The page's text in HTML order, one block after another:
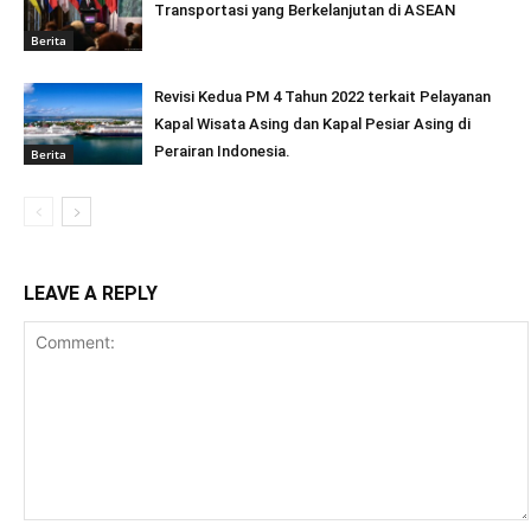
Berita
Transportasi yang Berkelanjutan di ASEAN
Berita
Revisi Kedua PM 4 Tahun 2022 terkait Pelayanan
Kapal Wisata Asing dan Kapal Pesiar Asing di
Perairan Indonesia.
LEAVE A REPLY